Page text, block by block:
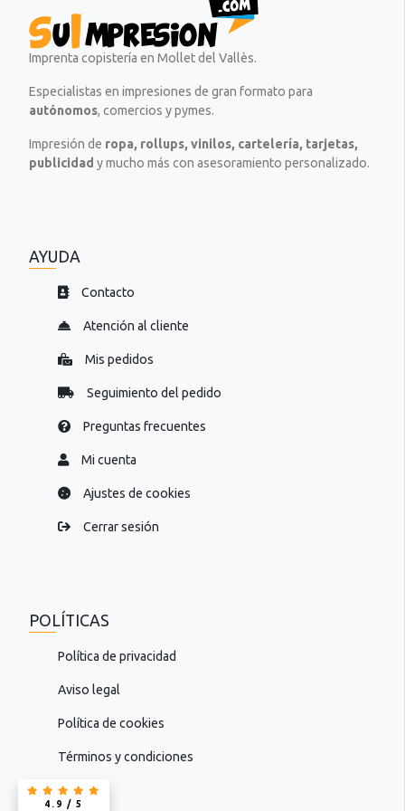
4.9 / 5
4.9 / 5
Imprenta copistería en Mollet del Vallès.
Especialistas en impresiones de gran formato para
autónomos, comercios y pymes.
Impresión de ropa, rollups, vinilos, cartelería, tarjetas,
publicidad y mucho más con asesoramiento personalizado.
AYUDA
Contacto
Atención al cliente
Mis pedidos
Seguimiento del pedido
Preguntas frecuentes
Mi cuenta
Ajustes de cookies
Cerrar sesión
POLÍTICAS
Política de privacidad
Aviso legal
Política de cookies
Términos y condiciones